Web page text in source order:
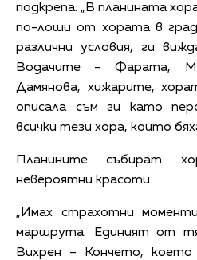
подкрепа: „В планината
по-лоши от хората в
различни условия, ги
Водачите – Фарата,
Дамянова, хижарите,
описала съм ги като
всички тези хора, които
Планините събират
невероятни красоти.
„Имах страхотни
маршрута. Единият от
Вихрен – Кончето,